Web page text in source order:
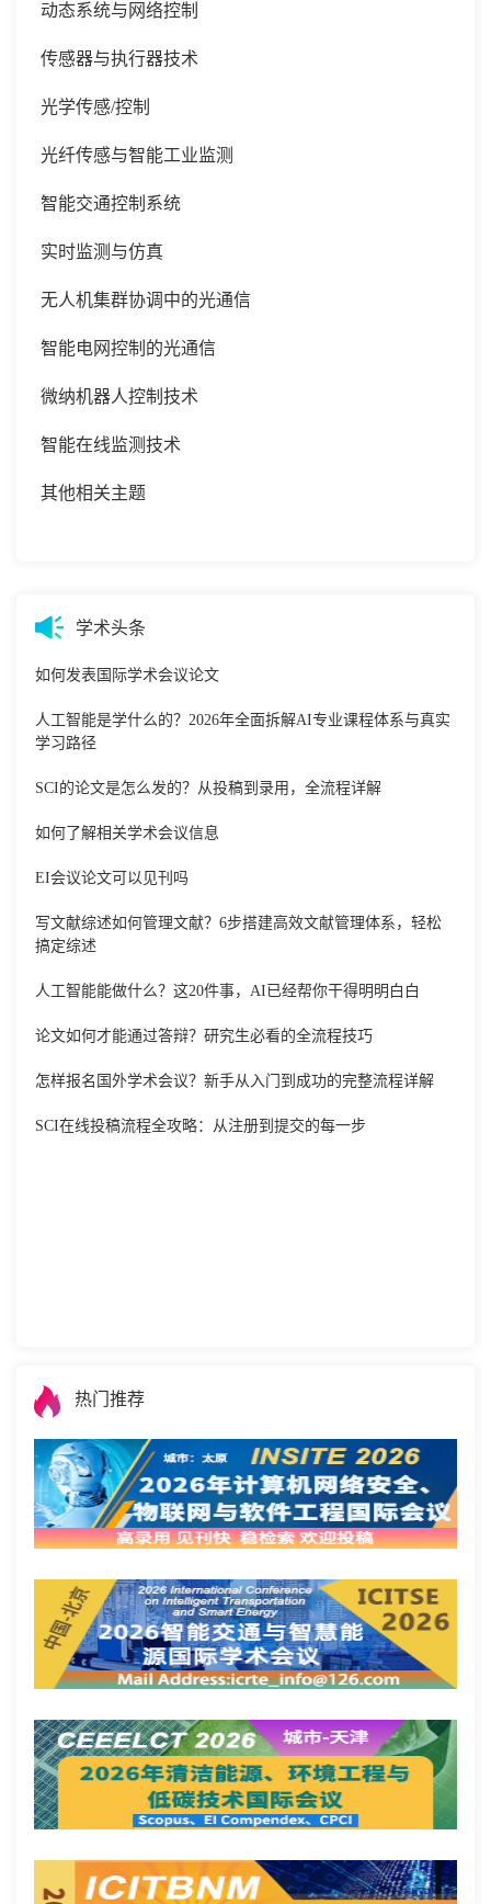
动态系统与网络控制
传感器与执行器技术
光学传感/控制
光纤传感与智能工业监测
智能交通控制系统
实时监测与仿真
无人机集群协调中的光通信
智能电网控制的光通信
微纳机器人控制技术
智能在线监测技术
其他相关主题
学术头条
如何发表国际学术会议论文
人工智能是学什么的？2026年全面拆解AI专业课程体系与真实
学习路径
SCI的论文是怎么发的？从投稿到录用，全流程详解
如何了解相关学术会议信息
EI会议论文可以见刊吗
写文献综述如何管理文献？6步搭建高效文献管理体系，轻松
搞定综述
人工智能能做什么？这20件事，AI已经帮你干得明明白白
论文如何才能通过答辩？研究生必看的全流程技巧
怎样报名国外学术会议？新手从入门到成功的完整流程详解
SCI在线投稿流程全攻略：从注册到提交的每一步
热门推荐